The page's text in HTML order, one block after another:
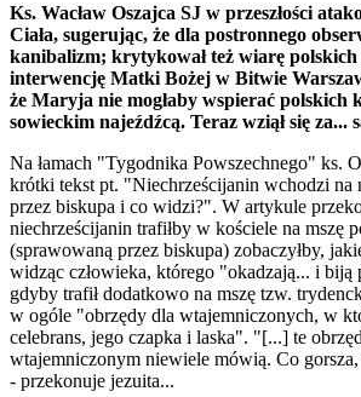
Ks. Wacław Oszajca SJ w przeszłości
Ciała, sugerując, że dla postronnego
kanibalizm; krytykował też wiarę
interwencję Matki Bożej w Bitwie
że Maryja nie mogłaby wspierać polskich
sowieckim najeźdźcą. Teraz wziął się za...
Na łamach "Tygodnika Powszechnego" ks.
krótki tekst pt. "Niechrześcijanin wchodzi na
przez biskupa i co widzi?". W artykule
niechrześcijanin trafiłby w kościele na mszę
(sprawowaną przez biskupa) zobaczyłby,
widząc człowieka, którego "okadzają... i biją
gdyby trafił dodatkowo na mszę tzw.
w ogóle "obrzędy dla wtajemniczonych, w
celebrans, jego czapka i laska". "[...] te
wtajemniczonym niewiele mówią. Co
- przekonuje jezuita...